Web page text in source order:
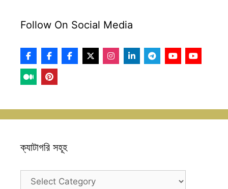
Follow On Social Media
ক্যাটাগরি সহূহ
ক্যাটাগরি